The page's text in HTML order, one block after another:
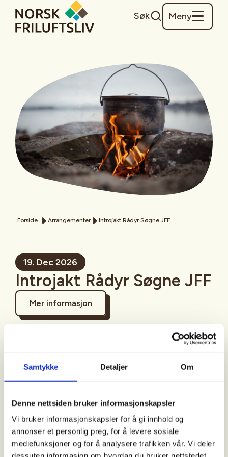
Samtykke Detaljer Om
Denne nettsiden bruker informasjonskapsler
Vi bruker informasjonskapsler for å gi innhold og
annonser et personlig preg, for å levere sosiale
mediefunksjoner og for å analysere trafikken vår. Vi deler
Søk Meny
Forside Arrangementer Introjakt Rådyr Søgne JFF
19. Dec 2026
Introjakt Rådyr Søgne JFF
Mer informasjon
Sted
19. Dec 2026